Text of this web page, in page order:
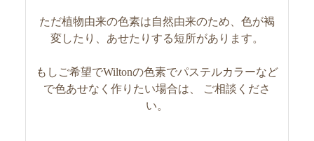
ただ植物由来の色素は自然由来のため、色が褐
変したり、あせたりする短所があります。
もしご希望でWiltonの色素でパステルカラーなど
で色あせなく作りたい場合は、 ご相談くださ
い。